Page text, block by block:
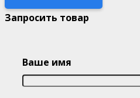
Запросить товар
Ваше имя